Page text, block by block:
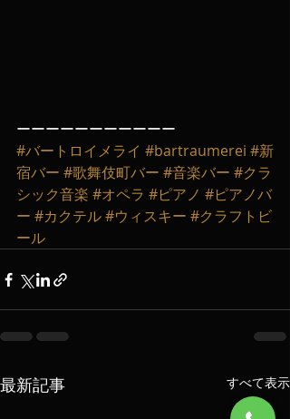
ーーーーーーーーーーー
#バートロイメライ #bartraumerei #新
宿バー #歌舞伎町バー #音楽バー #クラ
シック音楽 #オペラ #ピアノ #ピアノバ
ー #カクテル#ウィスキー #クラフトビ
ール
最新記事 すべて表示